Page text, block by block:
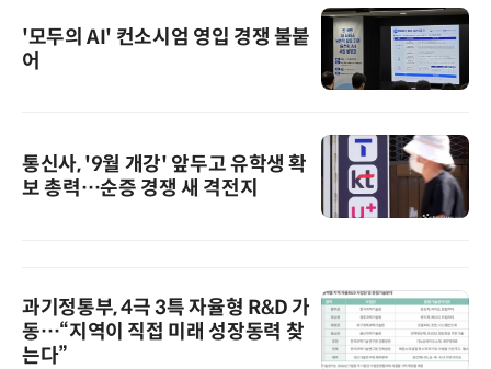
'모두의 AI' 컨소시엄 영입 경쟁 불붙
어
통신사, '9월 개강' 앞두고 유학생 확
보 총력…순증 경쟁 새 격전지
과기정통부, 4극 3특 자율형 R&D 가
동…“지역이 직접 미래 성장동력 찾
는다”